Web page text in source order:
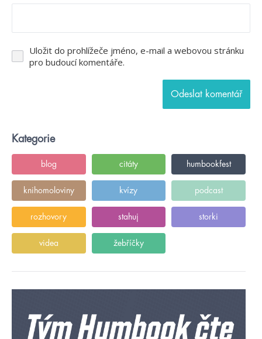
Uložit do prohlížeče jméno, e-mail a webovou stránku
pro budoucí komentáře.
Kategorie
blog citáty humbookfest
knihomoloviny kvízy podcast
rozhovory stahuj storki
videa žebříčky